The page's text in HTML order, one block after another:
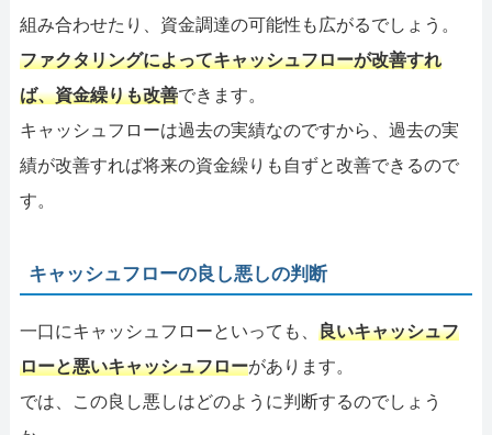
組み合わせたり、資金調達の可能性も広がるでしょう。
ファクタリングによってキャッシュフローが改善すれ
ば、資金繰りも改善できます。
キャッシュフローは過去の実績なのですから、過去の実
績が改善すれば将来の資金繰りも自ずと改善できるので
す。
キャッシュフローの良し悪しの判断
一口にキャッシュフローといっても、 良いキャッシュフ
ローと悪いキャッシュフローがあります。
では、この良し悪しはどのように判断するのでしょう